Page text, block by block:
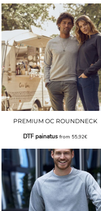
PREMIUM OC ROUNDNECK
DTF painatus from 55,92€